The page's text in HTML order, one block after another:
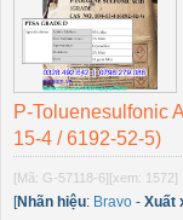
P-Toluenesulfonic
15-4 / 6192-52-5)
[Mã: G-57118-6][xem: 1572]
[Nhãn hiệu: Bravo - Xuất